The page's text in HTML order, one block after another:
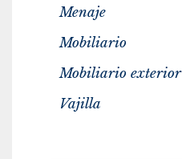
Menaje
Mobiliario
Mobiliario exterior
Vajilla